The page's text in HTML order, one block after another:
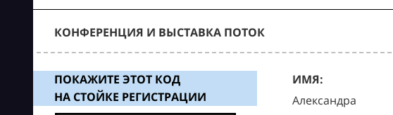
КОНФЕРЕНЦИЯ И ВЫСТАВКА ПОТОК
ПОКАЖИТЕ ЭТОТ КОД
НА СТОЙКЕ РЕГИСТРАЦИИ
ИМЯ:
Александра